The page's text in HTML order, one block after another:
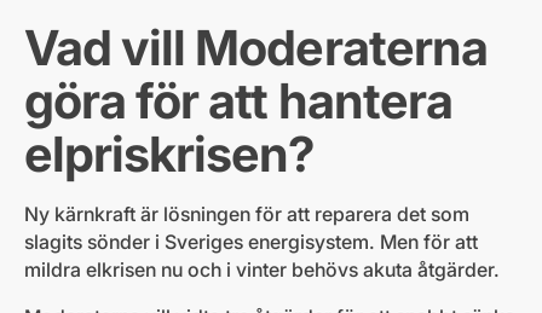
Vad vill Moderaterna
göra för att hantera
elpriskrisen?
Ny kärnkraft är lösningen för att reparera det som
slagits sönder i Sveriges energisystem. Men för att
mildra elkrisen nu och i vinter behövs akuta åtgärder.